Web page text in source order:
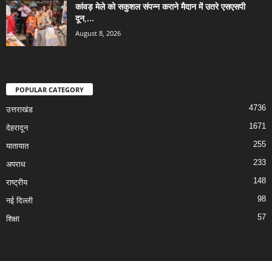
कांवड़ मेले को सकुशल संपन्न कराने मैदान में उतरे एसएसपी
दून,...
August 8, 2026
POPULAR CATEGORY
उत्तराखंड 4736
देहरादून 1671
यातायात 255
अपराध 233
राष्ट्रीय 148
नई दिल्ली 98
शिक्षा 57